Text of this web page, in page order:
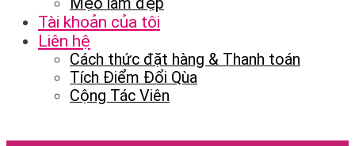
Mẹo làm đẹp
Tài khoản của tôi
Liên hệ
Cách thức đặt hàng & Thanh toán
Tích Điểm Đổi Qùa
Cộng Tác Viên